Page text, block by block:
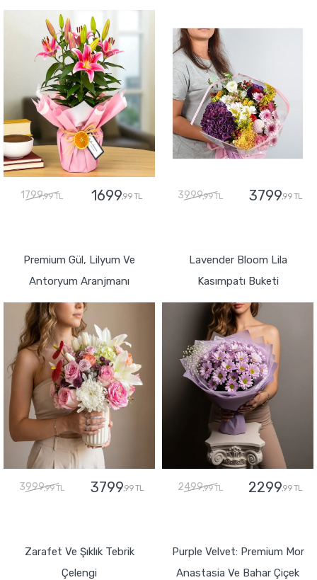
1799,99 TL 1699,99 TL 3999,99 TL 3799,99 TL
Premium Gül, Lilyum Ve
Antoryum Aranjmanı
3999,99 TL 3799,99 TL
Lavender Bloom Lila
Kasımpatı Buketi
2499,99 TL 2299,99 TL
Zarafet Ve Şıklık Tebrik
Çelengi
Purple Velvet: Premium Mor
Anastasia Ve Bahar Çiçek